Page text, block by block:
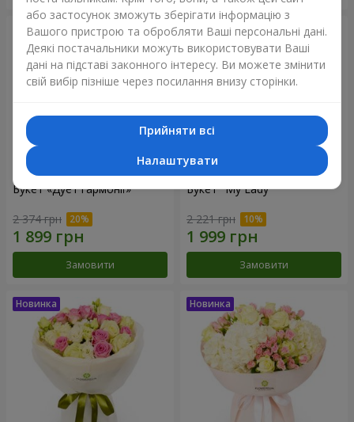
Букет «Дует гармонії»
2 374 грн
Замовити
Букет "My Lady"
2 221 грн
Замовити
або застосунок зможуть зберігати інформацію з
Вашого пристрою та обробляти Ваші персональні дані.
Деякі постачальники можуть використовувати Ваші
дані на підставі законного інтересу. Ви можете змінити
свій вибір пізніше через посилання внизу сторінки.
Прийняти всі
Налаштувати